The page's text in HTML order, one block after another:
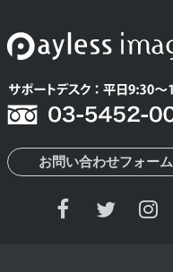
お問い合わせフォーム